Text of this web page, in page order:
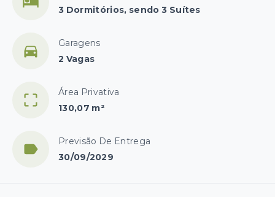
3 Dormitórios, sendo 3 Suítes
Garagens
2 Vagas
Área Privativa
130,07 m²
Previsão De Entrega
30/09/2029